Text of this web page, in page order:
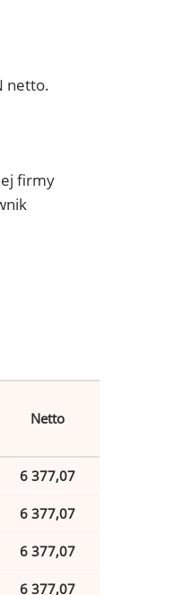
netto.
firmy
Netto
6 377,07
6 377,07
6 377,07
6 377,07